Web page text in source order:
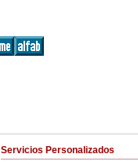
Servicios Personalizados